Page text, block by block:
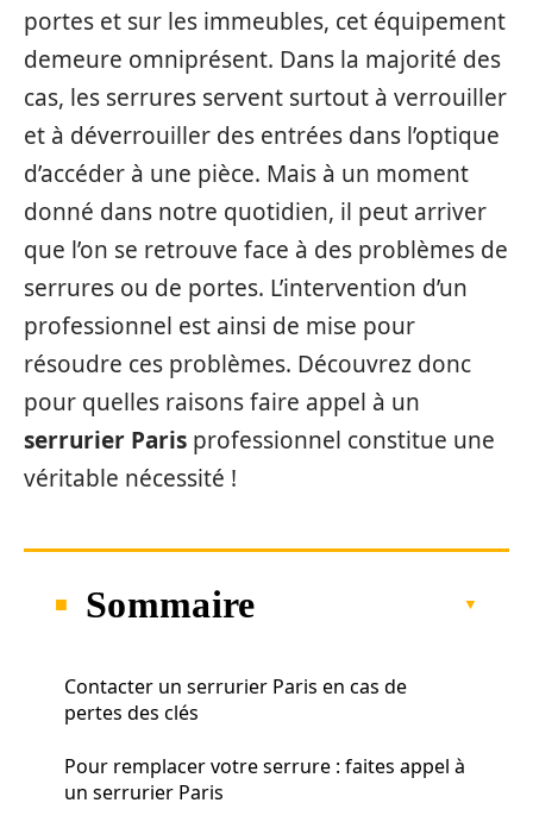
portes et sur les immeubles, cet équipement
demeure omniprésent. Dans la majorité des
cas, les serrures servent surtout à verrouiller
et à déverrouiller des entrées dans l’optique
d’accéder à une pièce. Mais à un moment
donné dans notre quotidien, il peut arriver
que l’on se retrouve face à des problèmes de
serrures ou de portes. L’intervention d’un
professionnel est ainsi de mise pour
résoudre ces problèmes. Découvrez donc
pour quelles raisons faire appel à un
serrurier Paris professionnel constitue une
véritable nécessité !
Sommaire
Contacter un serrurier Paris en cas de
pertes des clés
Pour remplacer votre serrure : faites appel à
un serrurier Paris